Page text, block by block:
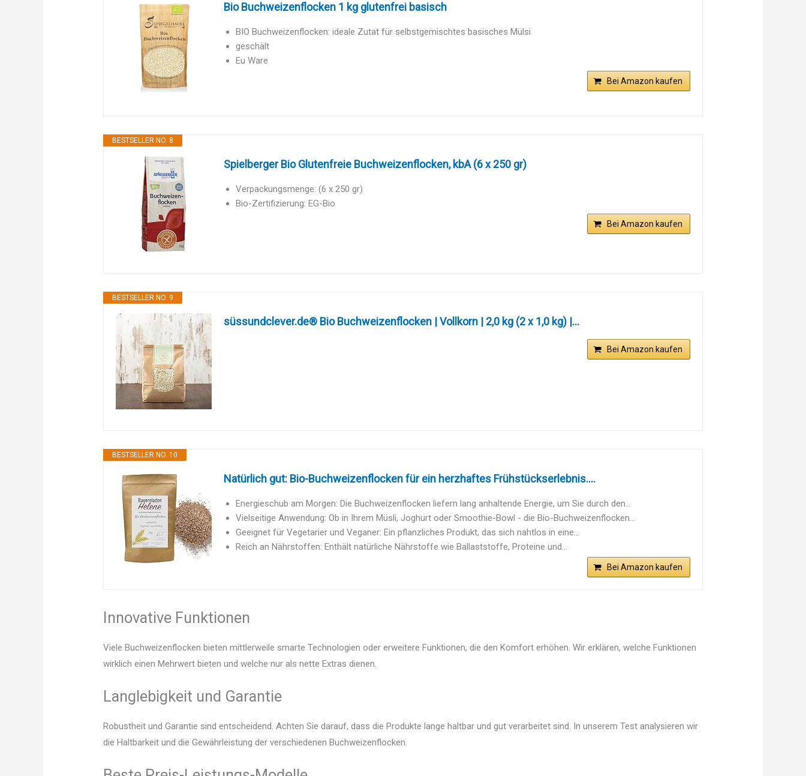
Bio Buchweizenflocken 1 kg glutenfrei basisch
BIO Buchweizenflocken: ideale Zutat für selbstgemischtes basisches Mülsi
geschält
Eu Ware
Bei Amazon kaufen
BESTSELLER NO. 8
Spielberger Bio Glutenfreie Buchweizenflocken, kbA (6 x 250 gr)
Verpackungsmenge: (6 x 250 gr)
Bio-Zertifizierung: EG-Bio
Bei Amazon kaufen
BESTSELLER NO. 9
süssundclever.de® Bio Buchweizenflocken | Vollkorn | 2,0 kg (2 x 1,0 kg) |...
Bei Amazon kaufen
BESTSELLER NO. 10
Natürlich gut: Bio-Buchweizenflocken für ein herzhaftes Frühstückserlebnis....
Energieschub am Morgen: Die Buchweizenflocken liefern lang anhaltende Energie, um Sie durch den...
Vielseitige Anwendung: Ob in Ihrem Müsli, Joghurt oder Smoothie-Bowl - die Bio-Buchweizenflocken...
Geeignet für Vegetarier und Veganer: Ein pflanzliches Produkt, das sich nahtlos in eine...
Reich an Nährstoffen: Enthält natürliche Nährstoffe wie Ballaststoffe, Proteine und...
Bei Amazon kaufen
Innovative Funktionen
Viele Buchweizenflocken bieten mittlerweile smarte Technologien oder erweitere Funktionen, die den Komfort erhöhen. Wir erklären, welche Funktionen
wirklich einen Mehrwert bieten und welche nur als nette Extras dienen.
Langlebigkeit und Garantie
Robustheit und Garantie sind entscheidend. Achten Sie darauf, dass die Produkte lange haltbar und gut verarbeitet sind. In unserem Test analysieren wir
die Haltbarkeit und die Gewährleistung der verschiedenen Buchweizenflocken.